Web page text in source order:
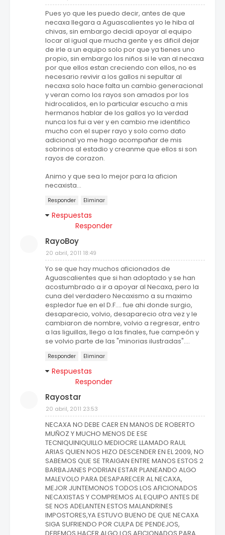
Pues yo que les puedo decir, antes de que
necaxa llegara a Aguascalientes yo le hiba al
chivas, sin embargo decidi apoyar al equipo
locar al igual que mucha gente y es dificil dejar
de irle a un equipo solo por que ya tienes uno
propio, sin embargo los niños si le van al necaxa
por que ellos estan creciendo con ellos, no es
necesario revivir a los gallos ni sepultar al
necaxa solo hace falta un cambio generacional
y veran como los rayos son amados por los
hidrocalidos, en lo particular escucho a mis
hermanos hablar de los gallos yo la verdad
nunca los fui a ver y en cambio me identifico
mucho con el super rayo y solo como dato
adicional yo me hago acompañar de mis
sobrinos al estadio y creanme que ellos si son
rayos de corazon.
Animo y que sea lo mejor para la aficion
necaxista...
Responder Eliminar
Respuestas
Responder
RayoBoy
20 abril, 2011 18:49
Yo se que hay muchos aficionados de
Aguascalientes que si han adoptado y se han
acostumbrado a ir a apoyar al Necaxa, pero la
cuna del verdadero Necaxismo a su maximo
espledor fue en el D.F.... fue ahi donde surgio,
desaparecio, volvio, desaparecio otra vez y le
cambiaron de nombre, volvio a regresar, entro
a las liguillas, llego a las finales, fue campeón y
se volvio parte de las "minorias ilustradas"....
Responder Eliminar
Respuestas
Responder
Rayostar
20 abril, 2011 23:53
NECAXA NO DEBE CAER EN MANOS DE ROBERTO
MUÑOZ Y MUCHO MENOS DE ESE
TECNIQUINIQUILLO MEDIOCRE LLAMADO RAUL
ARIAS QUIEN NOS HIZO DESCENDER EN EL 2009, NO
SABEMOS QUE SE TRAIGAN ENTRE MANOS ESTOS 2
BARBAJANES PODRIAN ESTAR PLANEANDO ALGO
MALEVOLO PARA DESAPARECER AL NECAXA,
MEJOR JUNTEMONOS TODOS LOS AFICIONADOS
NECAXISTAS Y COMPREMOS AL EQUIPO ANTES DE
SE NOS ADELANTEN ESTOS MALANDRINES
IMPOSTORES,YA ESTUVO BUENO DE QUE NECAXA
SIGA SUFRIENDO POR CULPA DE PENDEJOS,